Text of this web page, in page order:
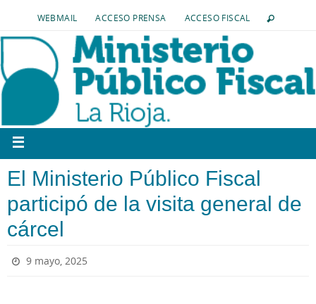
WEBMAIL ACCESO PRENSA ACCESO FISCAL
El Ministerio Público Fiscal
participó de la visita general de
cárcel
9 mayo, 2025